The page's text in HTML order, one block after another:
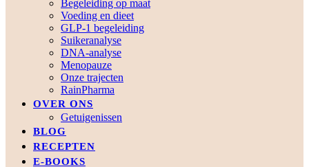
Begeleiding op maat
Voeding en dieet
GLP-1 begeleiding
Suikeranalyse
DNA-analyse
Menopauze
Onze trajecten
RainPharma
OVER ONS
Getuigenissen
BLOG
RECEPTEN
E-BOOKS